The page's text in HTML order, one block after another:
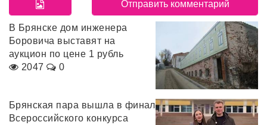
В Брянске дом инженера
Боровича выставят на
аукцион по цене 1 рубль
2047
0
Брянская пара вышла в финал
Всероссийского конкурса